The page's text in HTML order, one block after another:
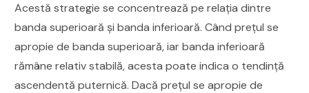
Acestă strategie se concentrează pe relația dintre
banda superioară și banda inferioară. Când prețul se
apropie de banda superioară, iar banda inferioară
rămâne relativ stabilă, acesta poate indica o tendință
ascendentă puternică. Dacă prețul se apropie de